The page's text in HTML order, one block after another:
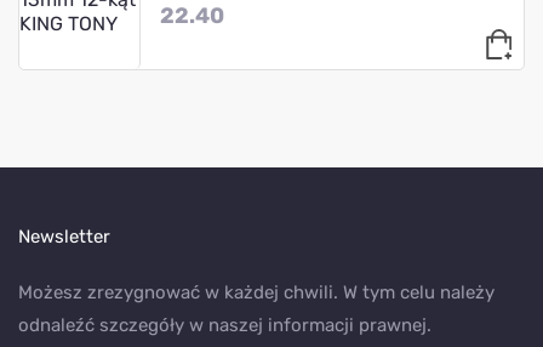
22.40
Newsletter
Możesz zrezygnować w każdej chwili. W tym celu należy
odnaleźć szczegóły w naszej informacji prawnej.